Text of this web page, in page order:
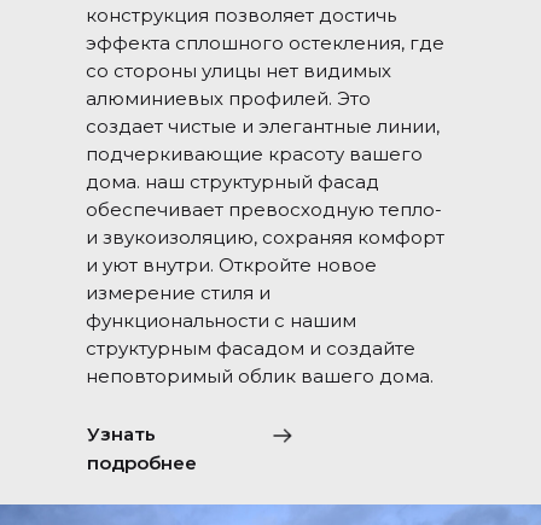
Узнать
подробнее
конструкция позволяет достичь
эффекта сплошного остекления, где
со стороны улицы нет видимых
алюминиевых профилей. Это
создает чистые и элегантные линии,
подчеркивающие красоту вашего
дома. наш структурный фасад
обеспечивает превосходную тепло-
и звукоизоляцию, сохраняя комфорт
и уют внутри. Откройте новое
измерение стиля и
функциональности с нашим
структурным фасадом и создайте
неповторимый облик вашего дома.